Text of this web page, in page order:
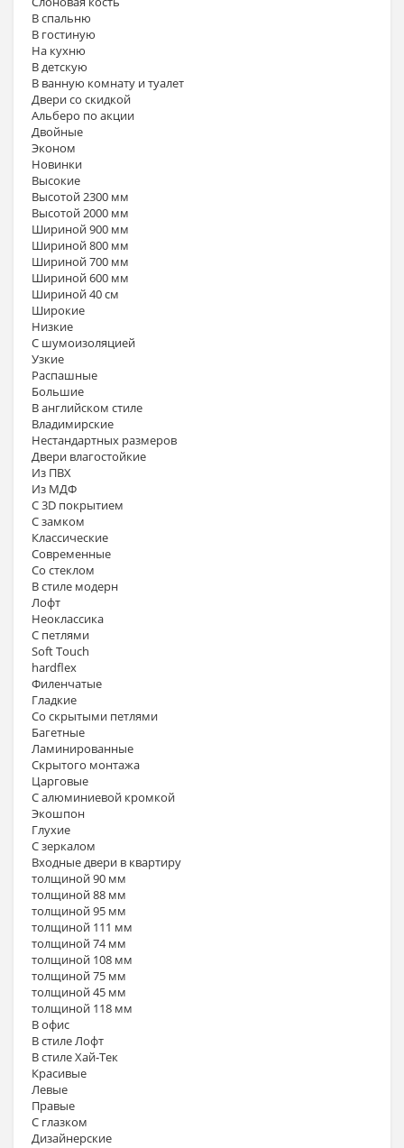
В спальню
В гостиную
На кухню
В детскую
В ванную комнату и туалет
Двери со скидкой
Альберо по акции
Двойные
Эконом
Новинки
Высокие
Высотой 2300 мм
Высотой 2000 мм
Шириной 900 мм
Шириной 800 мм
Шириной 700 мм
Шириной 600 мм
Шириной 40 см
Широкие
Низкие
С шумоизоляцией
Узкие
Распашные
Большие
В английском стиле
Владимирские
Нестандартных размеров
Двери влагостойкие
Из ПВХ
Из МДФ
С 3D покрытием
С замком
Классические
Современные
Со стеклом
В стиле модерн
Лофт
Неоклассика
С петлями
Soft Touch
hardflex
Филенчатые
Гладкие
Со скрытыми петлями
Багетные
Ламинированные
Скрытого монтажа
Царговые
С алюминиевой кромкой
Экошпон
Глухие
С зеркалом
Входные двери в квартиру
толщиной 90 мм
толщиной 88 мм
толщиной 95 мм
толщиной 111 мм
толщиной 74 мм
толщиной 108 мм
толщиной 75 мм
толщиной 45 мм
толщиной 118 мм
В офис
В стиле Лофт
В стиле Хай-Тек
Красивые
Левые
Правые
С глазком
Дизайнерские